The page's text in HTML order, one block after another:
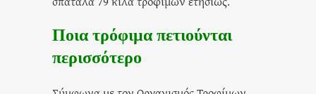
Ποια τρόφιμα πετιούνται
περισσότερο